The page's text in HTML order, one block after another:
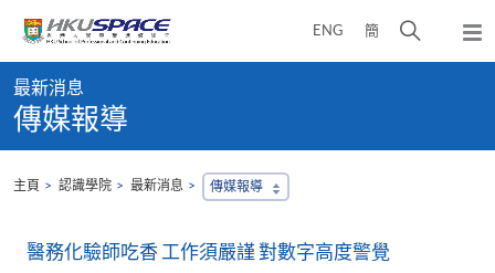
content
ENG 簡
開
彈
出
content
start
最新消息
傳媒報導
主頁 認識學院 最新消息 傳媒報導
醫務化驗師吃香 工作須嚴謹 對數字高度警覺